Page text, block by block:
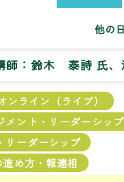
他の
師： 鈴木 泰詩 氏
ンライン（ライブ）
ント・リーダーシップ
リーダーシップ
め方・報連相